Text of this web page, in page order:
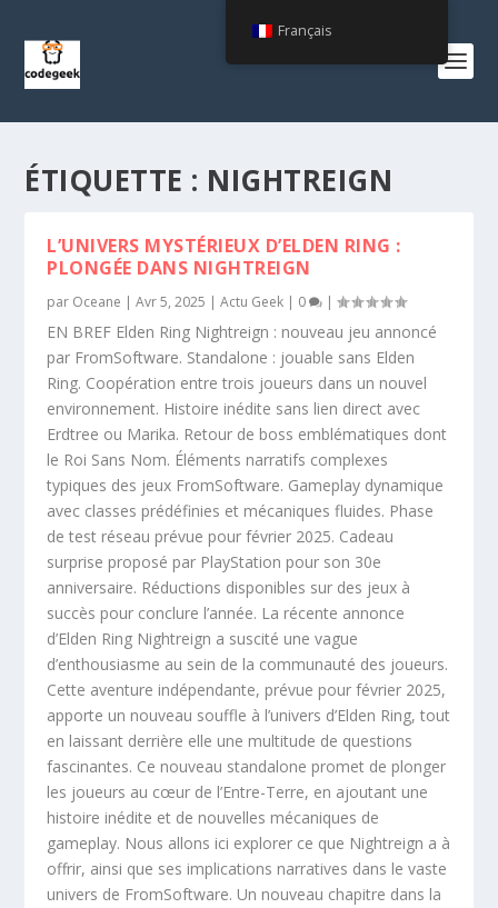
ÉTIQUETTE : NIGHTREIGN
L’UNIVERS MYSTÉRIEUX D’ELDEN RING :
PLONGÉE DANS NIGHTREIGN
par Oceane |Avr 5, 2025 |Actu Geek | 0 |
EN BREF Elden Ring Nightreign : nouveau jeu annoncé
par FromSoftware. Standalone : jouable sans Elden
Ring. Coopération entre trois joueurs dans un nouvel
environnement. Histoire inédite sans lien direct avec
Erdtree ou Marika. Retour de boss emblématiques dont
le Roi Sans Nom. Éléments narratifs complexes
typiques des jeux FromSoftware. Gameplay dynamique
avec classes prédéfinies et mécaniques fluides. Phase
de test réseau prévue pour février 2025. Cadeau
surprise proposé par PlayStation pour son 30e
anniversaire. Réductions disponibles sur des jeux à
succès pour conclure l’année. La récente annonce
d’Elden Ring Nightreign a suscité une vague
d’enthousiasme au sein de la communauté des joueurs.
Cette aventure indépendante, prévue pour février 2025,
apporte un nouveau souffle à l’univers d’Elden Ring, tout
en laissant derrière elle une multitude de questions
fascinantes. Ce nouveau standalone promet de plonger
les joueurs au cœur de l’Entre-Terre, en ajoutant une
histoire inédite et de nouvelles mécaniques de
gameplay. Nous allons ici explorer ce que Nightreign a à
offrir, ainsi que ses implications narratives dans le vaste
univers de FromSoftware. Un nouveau chapitre dans la
Français